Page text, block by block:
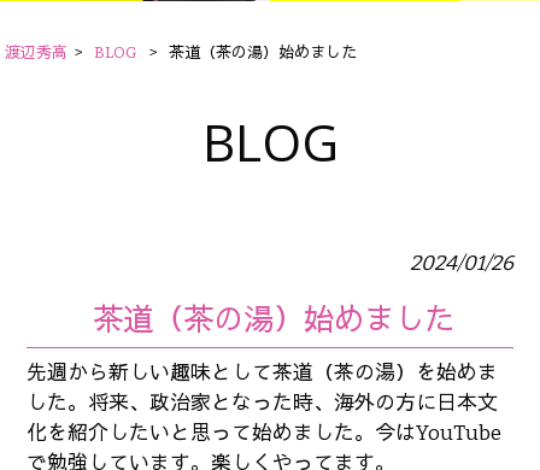
渡辺秀高 > BLOG > 茶道（茶の湯）始めました
BLOG
2024/01/26
茶道（茶の湯）始めました
先週から新しい趣味として茶道（茶の湯）を始めま
した。将来、政治家となった時、海外の方に日本文
化を紹介したいと思って始めました。今はYouTube
で勉強しています。楽しくやってます。